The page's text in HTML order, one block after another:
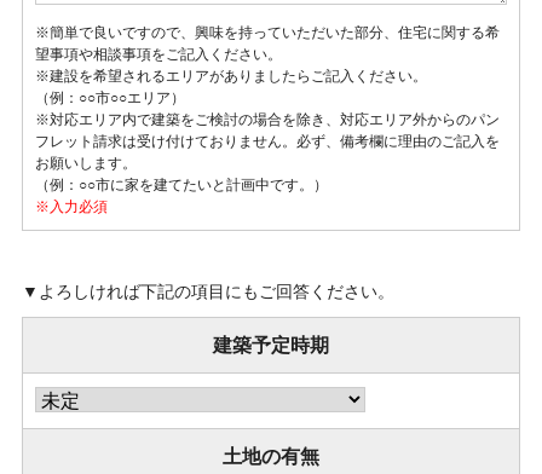
※簡単で良いですので、興味を持っていただいた部分、住宅に関する希
望事項や相談事項をご記入ください。
※建設を希望されるエリアがありましたらご記入ください。
（例：○○市○○エリア）
※対応エリア内で建築をご検討の場合を除き、対応エリア外からのパン
フレット請求は受け付けておりません。必ず、備考欄に理由のご記入を
お願いします。
（例：○○市に家を建てたいと計画中です。）
▼よろしければ下記の項目にもご回答ください。
建築予定時期
土地の有無